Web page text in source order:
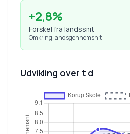
+2,8%
Forskel fra landssnit
Omkring landsgennemsnit
Udvikling over tid